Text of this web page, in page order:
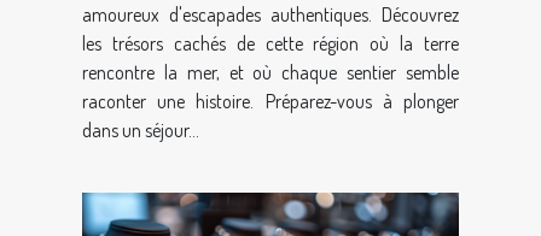
amoureux d'escapades authentiques. Découvrez
les trésors cachés de cette région où la terre
rencontre la mer, et où chaque sentier semble
raconter une histoire. Préparez-vous à plonger
dans un séjour...